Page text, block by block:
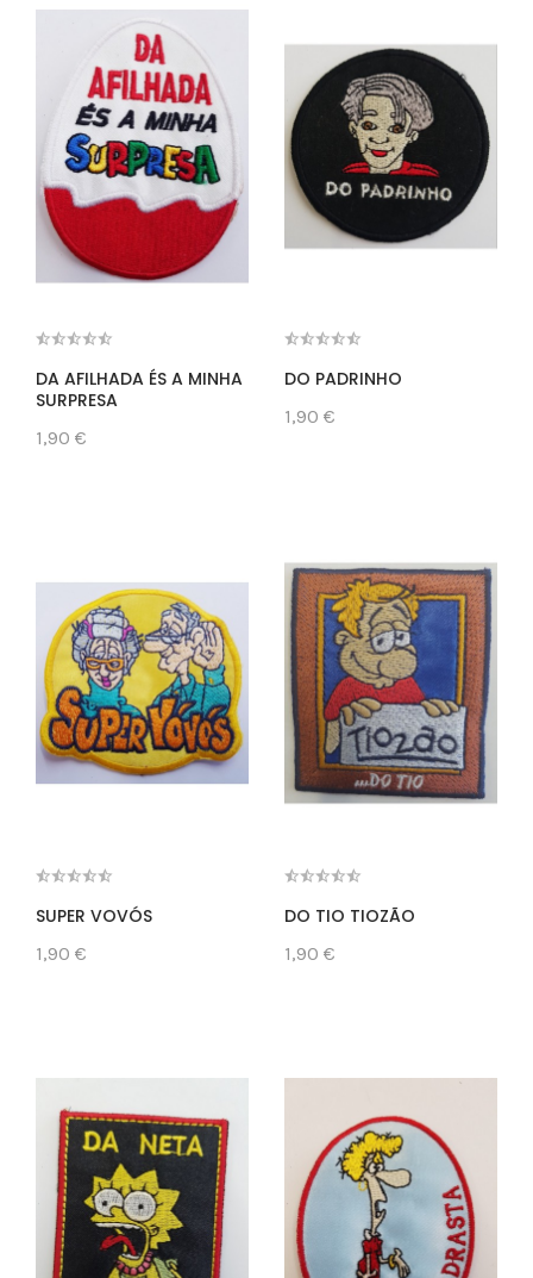
DA AFILHADA ÉS A MINHA
SURPRESA
1,90 €
DO PADRINHO
1,90 €
SUPER VOVÓS
1,90 €
DO TIO TIOZÃO
1,90 €